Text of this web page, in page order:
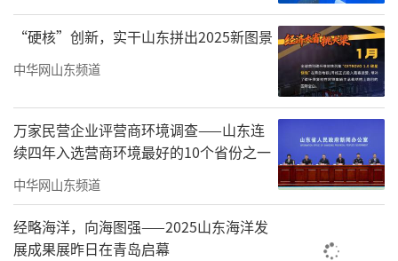
“硬核”创新，实干山东拼出2025新图景
中华网山东频道
万家民营企业评营商环境调查——山东连
续四年入选营商环境最好的10个省份之一
中华网山东频道
经略海洋，向海图强——2025山东海洋发
展成果展昨日在青岛启幕